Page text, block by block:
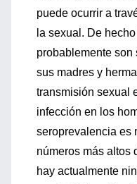
puede ocurrir a
la sexual. De
probablemente son
sus madres y
transmisión sexual
infección en los
seroprevalencia es
números más altos
hay actualmente